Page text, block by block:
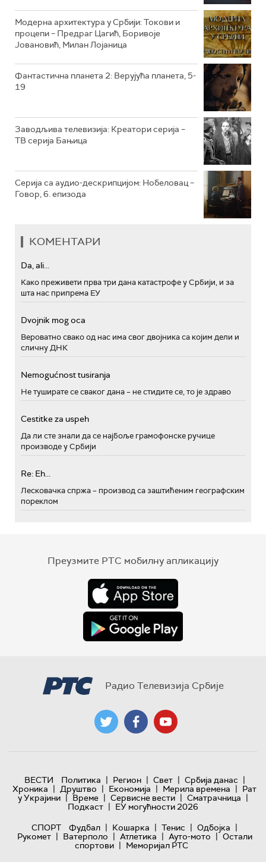
РТС КОЛО
Модерна архитектура у Србији: Токови и
процепи – Предраг Цагић, Боривоје
Јовановић, Милан Лојаница
Фантастична планета 2: Верујућа планета, 5-
19
Заводљива телевизија: Креатори серија –
ТВ серија Бањица
Серија са аудио-дескрипцијом: Нобеловац –
Говор, 6. епизода
КОМЕНТАРИ
Da, ali...
Како преживети прва три дана катастрофе у Србији, и за
шта нас припрема ЕУ
Dvojnik mog oca
Вероватно свако од нас има свог двојника са којим дели и
сличну ДНК
Nemogućnost tusiranja
Не туширате се сваког дана – не стидите се, то је здраво
Cestitke za uspeh
Да ли сте знали да се најбоље грамофонске ручице
производе у Србији
Re: Eh...
Лесковачка спржа – производ са заштићеним географским
пореклом
Преузмите РТС мобилну апликацију
Радио Телевизија Србије
ВЕСТИ Политика | Регион | Свет | Србија данас |
Хроника | Друштво | Економија | Мерила времена | Рат
у Украјини | Време | Сервисне вести | Сматрачница |
Подкаст | ЕУ могућности 2026
СПОРТ
Фудбал | Кошарка | Тенис | Одбојка |
Рукомет | Ватерполо | Атлетика | Ауто-мото | Остали
спортови | Меморијал РТС